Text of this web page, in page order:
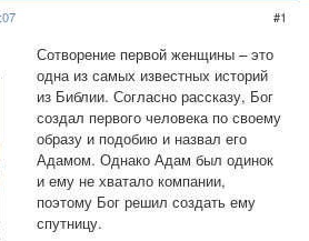
1
Сотворение первой женщины – это
одна из самых известных историй
из Библии. Согласно рассказу, Бог
создал первого человека по своему
образу и подобию и назвал его
Адамом. Однако Адам был одинок
и ему не хватало компании,
поэтому Бог решил создать ему
спутницу.